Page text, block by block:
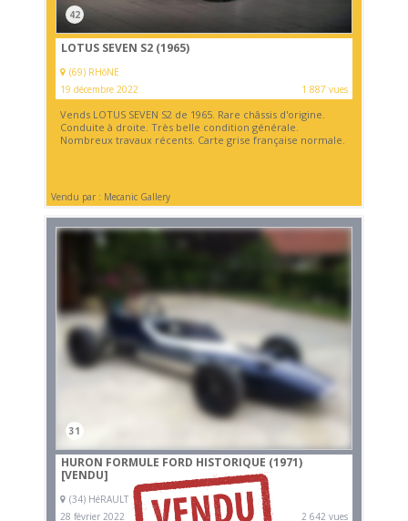
42
LOTUS SEVEN S2 (1965)
(69) RHôNE
19 décembre 2022
1 887 vues
Vends LOTUS SEVEN S2 de 1965. Rare châssis d'origine.
Conduite à droite. Très belle condition générale.
Nombreux travaux récents. Carte grise française normale.
Vendu par : Mecanic Gallery
31
HURON FORMULE FORD HISTORIQUE (1971)
[VENDU]
(34) HéRAULT
28 février 2022
2 642 vues